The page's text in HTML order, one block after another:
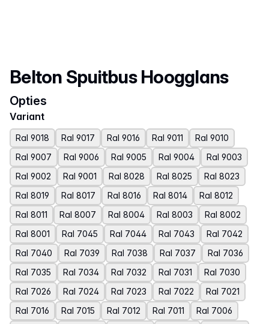
Productnaam
Belton Spuitbus Hoogglans
Opties
Variant
Ral 9018 Ral 9017 Ral 9016 Ral 9011
Ral 9010
Ral 9007
Ral 9006 Ral 9005 Ral 9004
Ral 9003
Ral 9002
Ral 9001 Ral 8028 Ral 8025
Ral 8023
Ral 8019
Ral 8017 Ral 8016 Ral 8014
Ral 8012
Ral 8011
Ral 8007 Ral 8004 Ral 8003
Ral 8002
Ral 8001
Ral 7045 Ral 7044 Ral 7043
Ral 7042
Ral 7040
Ral 7039 Ral 7038 Ral 7037
Ral 7036
Ral 7035
Ral 7034 Ral 7032 Ral 7031
Ral 7030
Ral 7026
Ral 7024 Ral 7023 Ral 7022
Ral 7021
Ral 7016
Ral 7015 Ral 7012 Ral 7011
Ral 7006